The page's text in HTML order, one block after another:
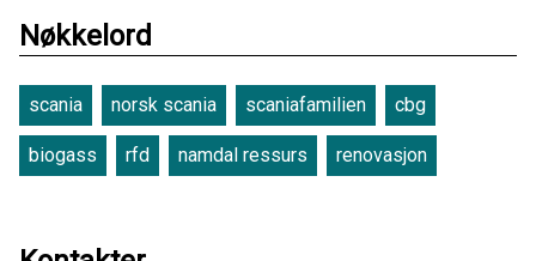
Nøkkelord
scania norsk scania scaniafamilien cbg
biogass rfd namdal ressurs renovasjon